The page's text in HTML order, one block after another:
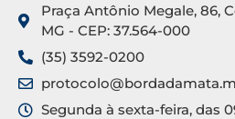
Praça Antônio Megale, 86,
MG - CEP: 37.564-000
(35) 3592-0200
Segunda à sexta-feira, das